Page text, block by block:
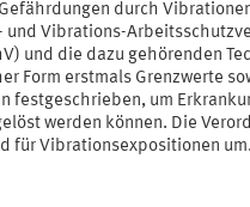
durch
und Vibrations-
und die dazu gehörenden
Form erstmals Grenzwerte
festgeschrieben, um
werden können. Die
für Vibrationsexpositionen um.